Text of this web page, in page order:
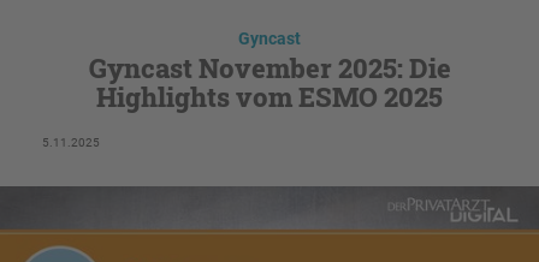
Gyncast
Gyncast November 2025: Die
Highlights vom ESMO 2025
5.11.2025